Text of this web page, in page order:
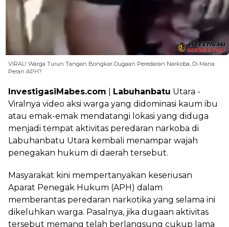
VIRAL! Warga Turun Tangan Bongkar Dugaan Peredaran Narkoba, Di Mana
Peran APH?
InvestigasiMabes.com Labuhanbatu Utara -
Viralnya video aksi warga yang didominasi kaum ibu
atau emak-emak mendatangi lokasi yang diduga
menjadi tempat aktivitas peredaran narkoba di
Labuhanbatu Utara kembali menampar wajah
penegakan hukum di daerah tersebut.
Masyarakat kini mempertanyakan keseriusan
Aparat Penegak Hukum (APH) dalam
memberantas peredaran narkotika yang selama ini
dikeluhkan warga. Pasalnya, jika dugaan aktivitas
tersebut memang telah berlangsung cukup lama